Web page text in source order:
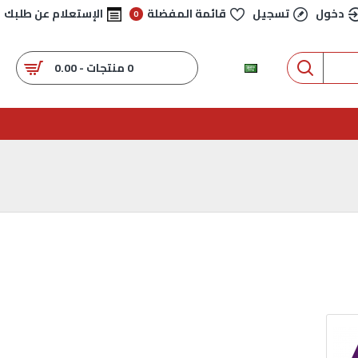
دخول تسجيل قائمة المفضلة 0 الإستعلام عن طلبك
0 منتجات - 0.00